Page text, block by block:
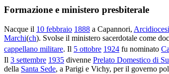
Formazione e ministero presbiterale
Nacque il 10 febbraio 1888 a Capannori,
Marchi(ch). Svolse il ministero sacerdotale come
cappellano militare. Il 5 ottobre 1924 fu nominato
Il 3 settembre 1935 divenne Prelato Domestico di
della Santa Sede, a Parigi e Vichy, per il governo